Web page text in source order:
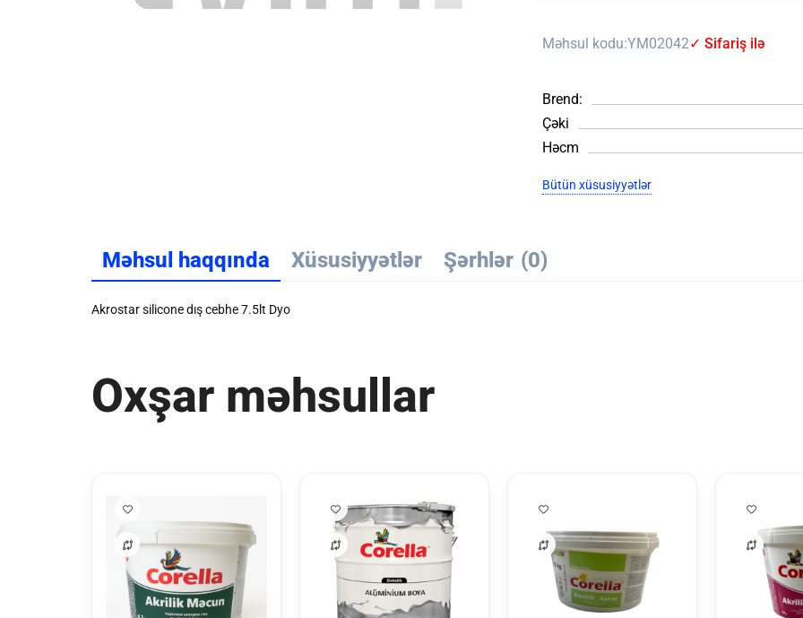
Məhsul kodu:YM02042✓ Sifariş ilə
Brend:
Çəki
Həcm
Bütün xüsusiyyətlər
Məhsul haqqında Xüsusiyyətlər Şərhlər (0)
Akrostar silicone dış cebhe 7.5lt Dyo
Oxşar məhsullar